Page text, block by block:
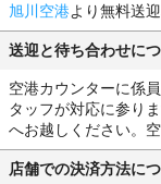
旭川空港より無料送
送迎と待ち合わせに
空港カウンターに係
タッフが対応に参り
へお越しください。
店舗での決済方法に